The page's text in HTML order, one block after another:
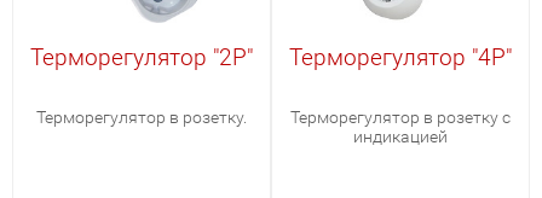
Терморегулятор "2Р"
Терморегулятор в розетку.
Терморегулятор "4Р"
Терморегулятор в розетку с
индикацией